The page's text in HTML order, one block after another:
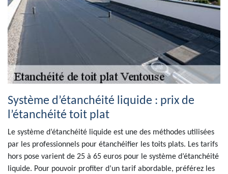
Système d’étanchéité liquide : prix de
l’étanchéité toit plat
Le système d’étanchéité liquide est une des méthodes utilisées
par les professionnels pour étanchéifier les toits plats. Les tarifs
hors pose varient de 25 à 65 euros pour le système d’étanchéité
liquide. Pour pouvoir profiter d’un tarif abordable, préférez les